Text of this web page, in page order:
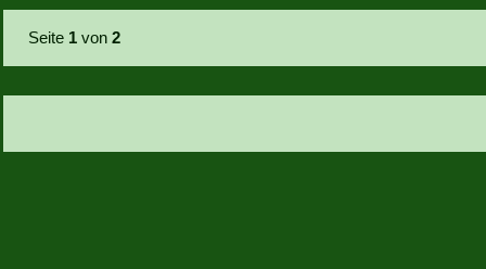
Seite 1 von2